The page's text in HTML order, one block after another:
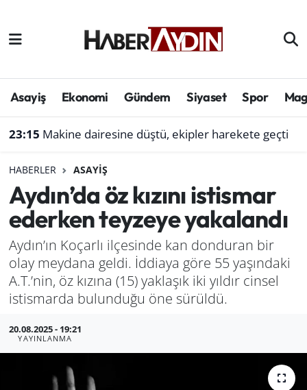
Asayiş Ekonomi Gündem Siyaset Spor
23:15 Makine dairesine düştü, ekipler harekete geçti
HABERLER ASAYIŞ
Aydın’da öz kızını istismar
ederken teyzeye yakalandı
Aydın’ın Koçarlı ilçesinde kan donduran bir
olay meydana geldi. İddiaya göre 55 yaşındaki
A.T.’nin, öz kızına (15) yaklaşık iki yıldır cinsel
istismarda bulunduğu öne sürüldü.
20.08.2025 - 19:21
YAYINLANMA
Afyonkarahisar
Çevre
Genel
Haber
Izmir
Kütahya
Manisa
Muğla
Aydın Hava Durumu
Süper Lig Puan Durumu ve Fikstür
Son Dakika Haberleri
Haber Arşivi